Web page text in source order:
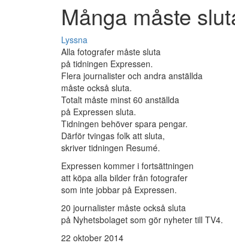
Många måste
Lyssna
Alla fotografer måste sluta
på tidningen Expressen.
Flera journalister och andra anställda
måste också sluta.
Totalt måste minst 60 anställda
på Expressen sluta.
Tidningen behöver spara pengar.
Därför tvingas folk att sluta,
skriver tidningen Resumé.
Expressen kommer i fortsättningen
att köpa alla bilder från fotografer
som inte jobbar på Expressen.
20 journalister måste också sluta
på Nyhetsbolaget som gör nyheter till TV4.
22 oktober 2014